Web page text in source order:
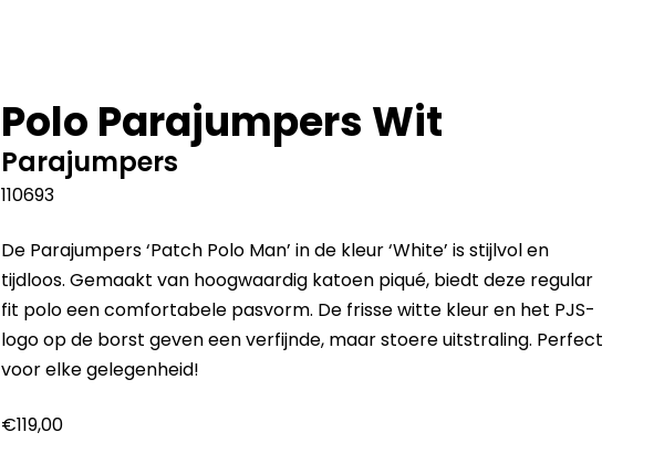
Polo Parajumpers Wit
Parajumpers
110693
De Parajumpers ‘Patch Polo Man’ in de kleur ‘White’ is stijlvol en
tijdloos. Gemaakt van hoogwaardig katoen piqué, biedt deze regular
fit polo een comfortabele pasvorm. De frisse witte kleur en het PJS-
logo op de borst geven een verfijnde, maar stoere uitstraling. Perfect
voor elke gelegenheid!
€119,00